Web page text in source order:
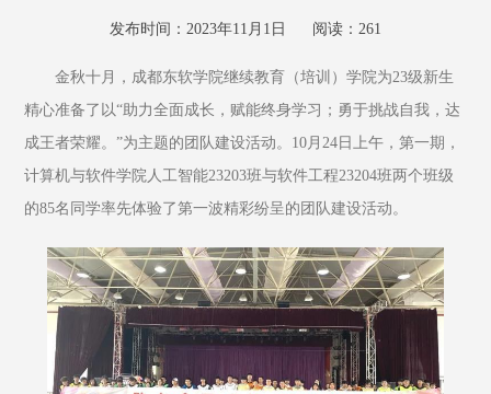
发布时间：2023年11月1日 阅读： 261
金秋十月，成都东软学院继续教育（培训）学院为23级新生
精心准备了以“助力全面成长，赋能终身学习；勇于挑战自我，达
成王者荣耀。”为主题的团队建设活动。10月24日上午，第一期，
计算机与软件学院人工智能23203班与软件工程23204班两个班级
的85名同学率先体验了第一波精彩纷呈的团队建设活动。